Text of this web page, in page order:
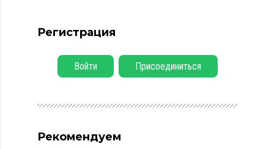
Регистрация
Войти Присоединиться
Рекомендуем